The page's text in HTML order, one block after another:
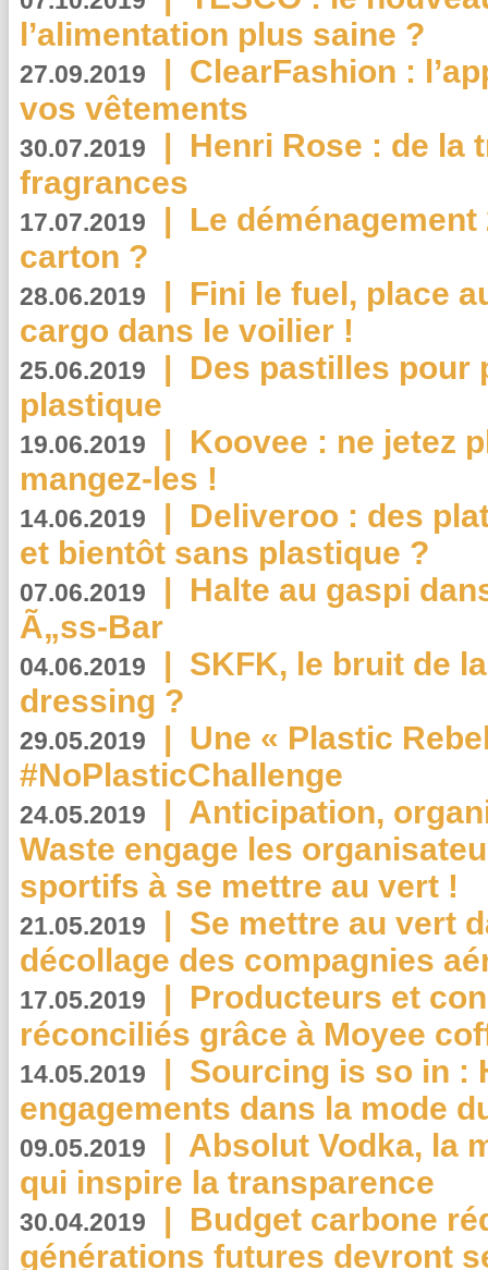
l’alimentation plus saine ?
27.09.2019 | ClearFashion :
vos vêtements
30.07.2019 | Henri Rose : de la
fragrances
17.07.2019 | Le
carton ?
28.06.2019 | Fini le fuel, place
cargo dans le voilier !
25.06.2019 | Des pastilles pour
plastique
19.06.2019 | Koovee : ne jetez
mangez-les !
14.06.2019 | Deliveroo : des
et bientôt sans plastique ?
07.06.2019 | Halte au gaspi
Ã„ss-Bar
04.06.2019 | SKFK, le bruit de
dressing ?
29.05.2019 | Une « Plastic
#NoPlasticChallenge
24.05.2019 | Anticipation,
Waste engage les
sportifs à se mettre au vert !
21.05.2019 | Se mettre au vert
décollage des compagnies
17.05.2019 | Producteurs et
réconciliés grâce à Moyee
14.05.2019 | Sourcing is so in :
engagements dans la mode
09.05.2019 | Absolut Vodka, la
qui inspire la transparence
30.04.2019 | Budget carbone
générations futures devront